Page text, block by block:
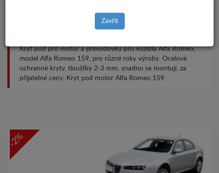
Kryt pod pro motor a převodovku pro vozidla Alfa Romeo,
model Alfa Romeo 159, pro různé roky výroby. Ocelové
ochranné kryty, tloušťky 2-3 mm, snadno se montují, za
přijatelné ceny. Kryt pod motor Alfa Romeo 159.
-2%
Zavřít